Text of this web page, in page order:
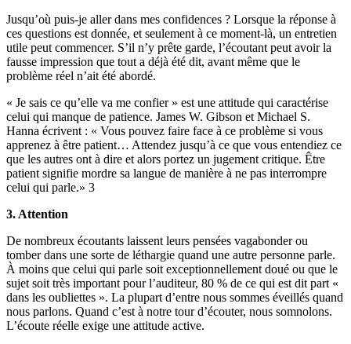
Jusqu’où puis-je aller dans mes confidences ? Lorsque la réponse à
ces questions est donnée, et seulement à ce moment-là, un entretien
utile peut commencer. S’il n’y prête garde, l’écoutant peut avoir la
fausse impression que tout a déjà été dit, avant même que le
problème réel n’ait été abordé.
« Je sais ce qu’elle va me confier » est une attitude qui caractérise
celui qui manque de patience. James W. Gibson et Michael S.
Hanna écrivent : « Vous pouvez faire face à ce problème si vous
apprenez à être patient… Attendez jusqu’à ce que vous entendiez ce
que les autres ont à dire et alors portez un jugement critique. Être
patient signifie mordre sa langue de manière à ne pas interrompre
celui qui parle.» 3
3. Attention
De nombreux écoutants laissent leurs pensées vagabonder ou
tomber dans une sorte de léthargie quand une autre personne parle.
À moins que celui qui parle soit exceptionnellement doué ou que le
sujet soit très important pour l’auditeur, 80 % de ce qui est dit part «
dans les oubliettes ». La plupart d’entre nous sommes éveillés quand
nous parlons. Quand c’est à notre tour d’écouter, nous somnolons.
L’écoute réelle exige une attitude active.